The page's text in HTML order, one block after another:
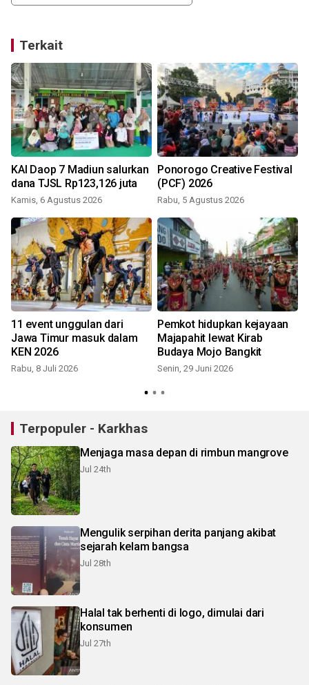
Terkait
KAI Daop 7 Madiun salurkan
dana TJSL Rp123,126 juta
Kamis, 6 Agustus 2026
Ponorogo Creative Festival
(PCF) 2026
Rabu, 5 Agustus 2026
11 event unggulan dari
Jawa Timur masuk dalam
KEN 2026
Rabu, 8 Juli 2026
Pemkot hidupkan kejayaan
Majapahit lewat Kirab
Budaya Mojo Bangkit
Senin, 29 Juni 2026
Terpopuler - Karkhas
Menjaga masa depan di rimbun mangrove
Jul 24th
Mengulik serpihan derita panjang akibat
sejarah kelam bangsa
Jul 28th
Halal tak berhenti di logo, dimulai dari
konsumen
Jul 27th